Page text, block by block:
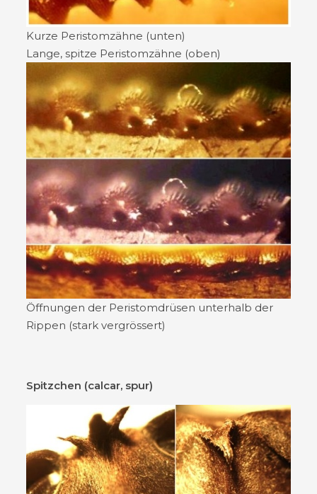
Kurze Peristomzähne (unten)
Lange, spitze Peristomzähne (oben)
Öffnungen der Peristomdrüsen unterhalb der
Rippen (stark vergrössert)
Spitzchen (calcar, spur)